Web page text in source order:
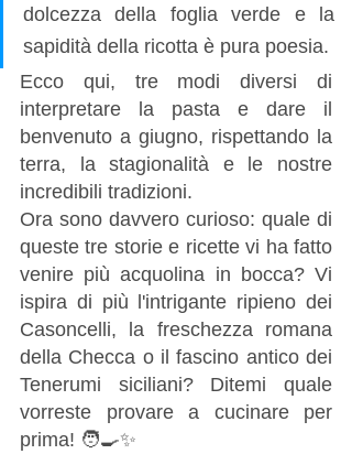
dolcezza della foglia verde e la
sapidità della ricotta è pura poesia.
Ecco qui, tre modi diversi di
interpretare la pasta e dare il
benvenuto a giugno, rispettando la
terra, la stagionalità e le nostre
incredibili tradizioni.
Ora sono davvero curioso: quale di
queste tre storie e ricette vi ha fatto
venire più acquolina in bocca? Vi
ispira di più l'intrigante ripieno dei
Casoncelli, la freschezza romana
della Checca o il fascino antico dei
Tenerumi siciliani? Ditemi quale
vorreste provare a cucinare per
prima! 🧑‍🍳✨